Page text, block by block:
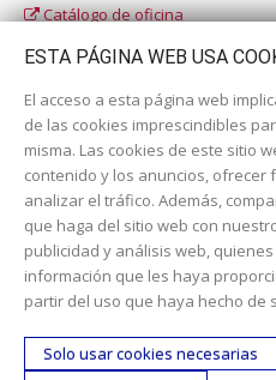
Catálogo de oficina
Dirección:c/ Cercedilla nº 14,
Email:contacta aquí
ESTA PÁGINA WEB USA
El acceso a esta página web
de las cookies imprescindibles
misma. Las cookies de este sitio
contenido y los anuncios, ofrecer
analizar el tráfico. Además,
que haga del sitio web con
publicidad y análisis web,
información que les haya
partir del uso que haya hecho de
Solo usar cookies necesarias